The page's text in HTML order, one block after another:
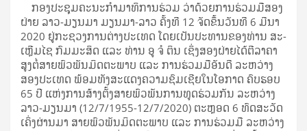
ກອງ​ປະ­ຊຸມ​ຄະ­ນະ​ກຳ­ມາ​ທິ​ການ​ຮ່ວມ ວ່າ​ດ້ວຍ​ການ​ຮ່ວມ​ມື​ສອງ​
ຝ່າຍ ລາວ-ມຽນ​ມາ ມຽນ​ມາ-ລາວ ຄັ້ງ​ທີ 12 ຈັດ​ຂຶ້ນ​ວັນ​ທີ 6 ມີ­ນາ
2020 ຢູ່​ກະ­ຊວງ​ການ​ຕ່າງ­ປະ­ເທດ ໂດຍ​ເປັນ​ປະ­ທານ​ຂອງ​ທ່ານ ສະ­
ເຫຼີມ​ໄຊ ກົມ​ມະ​ສິດ ແລະ ທ່ານ ອູ ຈໍ ຕິນ ເຊິ່ງ​ສອງ​ຝ່າຍ​ໄດ້​ຕີ​ລາ­ຄາ​
ສູງ​ຕໍ່​ສາຍ​ພົວ­ພັນ​ມິດ­ຕະ­ພາບ ແລະ ການ​ຮ່ວມ​ມື​ອັນ​ດີ ລະ­ຫວ່າງ​
ສອງ​ປະ­ເທດ ພ້ອມ​ທັງ​ສະ­ແດງ​ຄວາມ​ຊົມ­ເຊີຍ​ໃນ​ໂອ­ກາດ ຄົບ­ຮອບ
65 ປີ ແຫ່ງ​ການ​ສ້າງ­ຕັ້ງ​ສາຍ​ພົວ­ພັນ​ການ​ທູດ​ຮ່ວມ​ກັນ ລະ­ຫວ່າງ​
ລາວ-ມຽນ​ມາ (12/7/1955-12/7/2020) ຕະ­ຫຼອດ 6 ທົດ​ສະ​ວັດ​
ເຄິ່ງ​ຜ່ານ​ມາ ສາຍ​ພົວ­ພັນ​ມິດ­ຕະ­ພາບ ແລະ ການ​ຮ່ວມ​ມື ລະ­ຫວ່າງ​